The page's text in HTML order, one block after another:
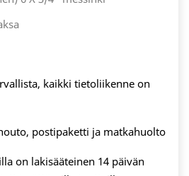
kaikki tietoliikenne on
postipaketti ja matkahuolto
on lakisääteinen 14 päivän